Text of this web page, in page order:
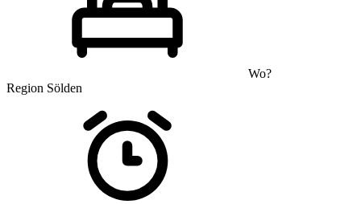
Wo?
Region Sölden